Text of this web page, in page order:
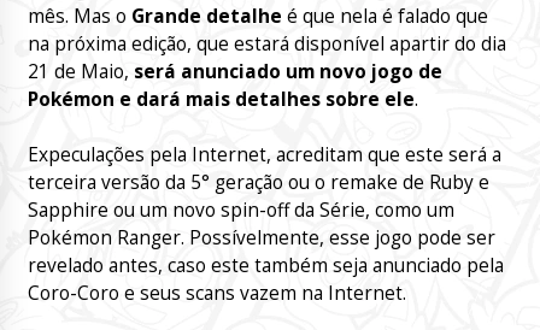
mês. Mas o Grande detalhe é que nela é falado que
na próxima edição, que estará disponível apartir do dia
21 de Maio, será anunciado um novo jogo de
Pokémon e dará mais detalhes sobre ele.
Expeculações pela Internet, acreditam que este será a
terceira versão da 5° geração ou o remake de Ruby e
Sapphire ou um novo spin-off da Série, como um
Pokémon Ranger. Possívelmente, esse jogo pode ser
revelado antes, caso este também seja anunciado pela
Coro-Coro e seus scans vazem na Internet.